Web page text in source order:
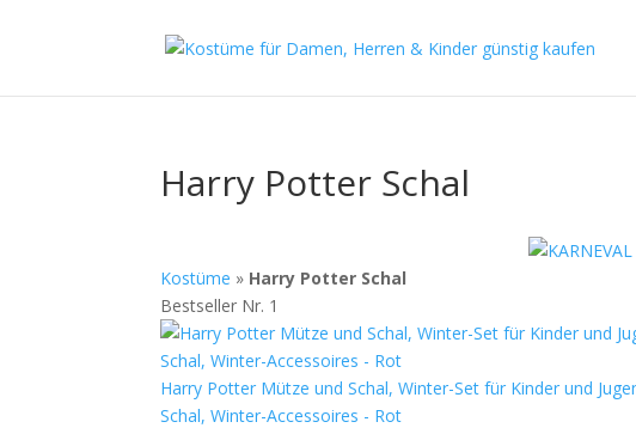
Harry Potter Schal
Kostüme » Harry Potter Schal
Bestseller Nr. 1
Harry Potter Mütze und Schal, Winter-Set für Kinder und
Schal, Winter-Accessoires - Rot